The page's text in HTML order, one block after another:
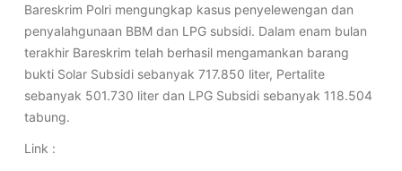
Bareskrim Polri mengungkap kasus penyelewengan dan
penyalahgunaan BBM dan LPG subsidi. Dalam enam bulan
terakhir Bareskrim telah berhasil mengamankan barang
bukti Solar Subsidi sebanyak 717.850 liter, Pertalite
sebanyak 501.730 liter dan LPG Subsidi sebanyak 118.504
tabung.
Link :